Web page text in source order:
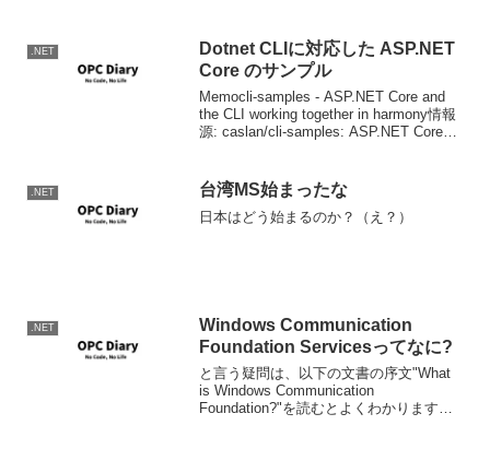
.NET
Dotnet CLIに対応した ASP.NET
Core のサンプル
Memocli-samples - ASP.NET Core and
the CLI working together in harmony情報
源: caslan/cli-samples: ASP.NET Core
.NET 台湾MS始まったな
日本はどう始まるのか？（え？）
.NET
Windows Communication
Foundation Servicesってなに?
と言う疑問は、以下の文書の序文"What
is Windows Communication
Foundation?"を読むとよくわかります。